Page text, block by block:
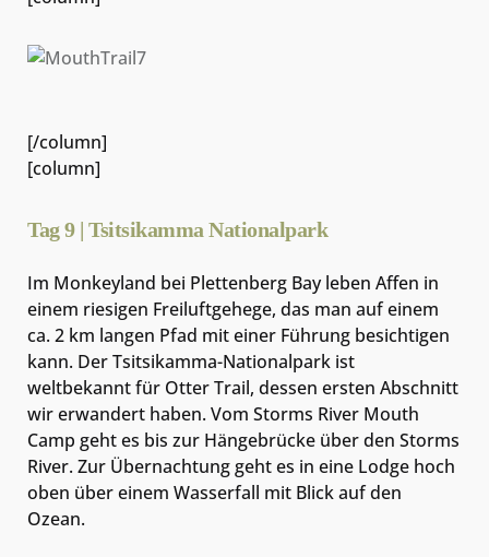
[/column]
[column]
Tag 9 | Tsitsikamma Nationalpark
Im Monkeyland bei Plettenberg Bay leben Affen in
einem riesigen Freiluftgehege, das man auf einem
ca. 2 km langen Pfad mit einer Führung besichtigen
kann. Der Tsitsikamma-Nationalpark ist
weltbekannt für Otter Trail, dessen ersten Abschnitt
wir erwandert haben. Vom Storms River Mouth
Camp geht es bis zur Hängebrücke über den Storms
River. Zur Übernachtung geht es in eine Lodge hoch
oben über einem Wasserfall mit Blick auf den
Ozean.